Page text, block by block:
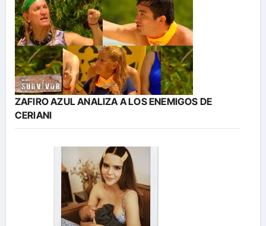
ZAFIRO AZUL ANALIZA A LOS ENEMIGOS DE
CERIANI